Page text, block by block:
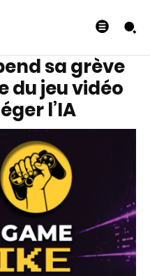
sa grève
du jeu vidéo
l’IA